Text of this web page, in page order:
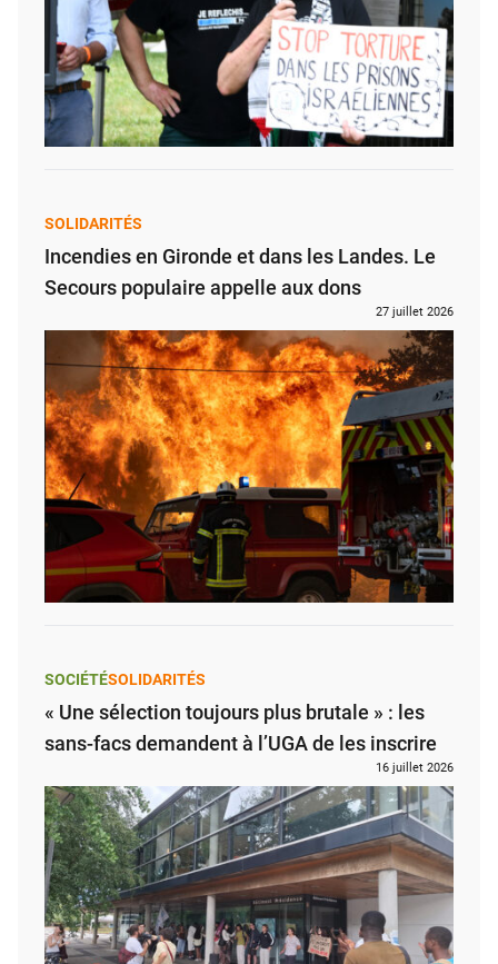
SOLIDARITÉS
Incendies en Gironde et dans les Landes. Le
Secours populaire appelle aux dons
27 juillet 2026
SOCIÉTÉSOLIDARITÉS
« Une sélection toujours plus brutale » : les
sans-facs demandent à l’UGA de les inscrire
16 juillet 2026